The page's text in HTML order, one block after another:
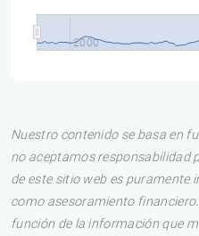
2000
Nuestro contenido se basa en
no aceptamos responsabilidad
de este sitio web es
como asesoramiento
función de la información que